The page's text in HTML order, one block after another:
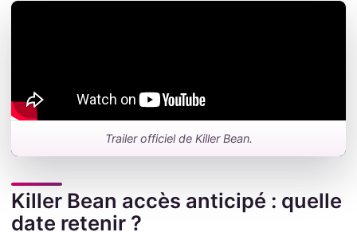
Trailer officiel de Killer Bean.
Killer Bean accès anticipé : quelle
date retenir ?